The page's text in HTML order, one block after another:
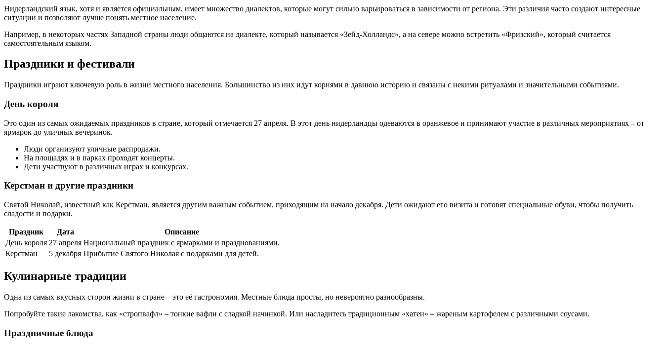
Нидерландский язык, хотя и является официальным, имеет множество диалектов, которые могут сильно варьироваться в зависимости от региона. Эти различия часто создают интересные
ситуации и позволяют лучше понять местное население.
Например, в некоторых частях Западной страны люди общаются на диалекте, который называется «Зейд-Холландс», а на севере можно встретить «Фризский», который считается
самостоятельным языком.
Праздники и фестивали
Праздники играют ключевую роль в жизни местного населения. Большинство из них идут корнями в давнюю историю и связаны с некими ритуалами и значительными событиями.
День короля
Это один из самых ожидаемых праздников в стране, который отмечается 27 апреля. В этот день нидерландцы одеваются в оранжевое и принимают участие в различных мероприятиях – от
ярмарок до уличных вечеринок.
Люди организуют уличные распродажи.
На площадях и в парках проходят концерты.
Дети участвуют в различных играх и конкурсах.
Керстман и другие праздники
Святой Николай, известный как Керстман, является другим важным событием, приходящим на начало декабря. Дети ожидают его визита и готовят специальные обуви, чтобы получить
сладости и подарки.
Праздник Дата
Описание
День короля 27 апреля Национальный праздник с ярмарками и празднованиями.
Керстман
5 декабря Прибытие Святого Николая с подарками для детей.
Кулинарные традиции
Одна из самых вкусных сторон жизни в стране – это её гастрономия. Местные блюда просты, но невероятно разнообразны.
Попробуйте такие лакомства, как «стропвафл» – тонкие вафли с сладкой начинкой. Или насладитесь традиционным «хатен» – жареным картофелем с различными соусами.
Праздничные блюда